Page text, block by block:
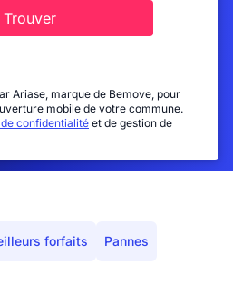
Trouver
Ariase, marque de Bemove, pour
mobile de votre commune.
confidentialité et de gestion de
forfaits Pannes